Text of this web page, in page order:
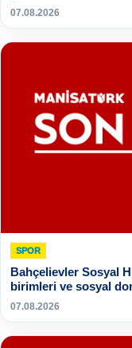
07.08.2026
SPOR
Bahçelievler Sosyal
birimleri ve sosyal
07.08.2026